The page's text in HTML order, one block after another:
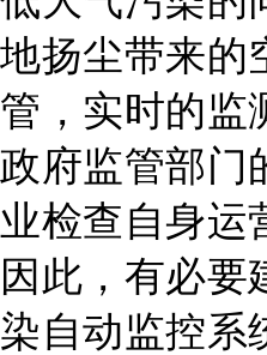
地扬尘带来的
管，实时的监
政府监管部门
业检查自身运
因此，有必要
染自动监控系